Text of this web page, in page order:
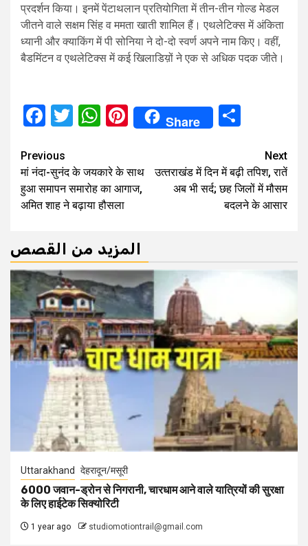
प्रदर्शन किया। इनमें पेंटाथलान प्रतियोगिता में तीन-तीन गोल्ड मेडल
जीतने वाले सक्षम सिंह व ममता खाती शामिल हैं। एथलेटिक्स में अंकिता
ध्यानी और क्याकिंग में पी सोनिया ने दो-दो स्वर्ण अपने नाम किए। वहीं,
बैडमिंटन व एथलेटिक्स में कई खिलाडिय़ों ने एक से अधिक पदक जीते।
Facebook
Twitter
WhatsApp
Pinterest
Share
Continue
Reading
Previous
मां नंदा-सुनंद के जयकारे के साथ
हुआ समापन समारोह का आगाज,
अमित शाह ने बढ़ाया हौसला
Next
उत्‍तराखंड में दिन में बढ़ी तपिश, रातें
अब भी सर्द; छह जिलों में मौसम
बदलने के आसार
المزيد من القصص
Uttarakhand देहरादून/मसूरी
6000 जवान-ड्रोन से निगरानी, चारधाम आने वाले यात्रियों की सुरक्षा
के लिए हाईटेक सिक्योरिटी
1 year ago studiomotiontrail@gmail.com